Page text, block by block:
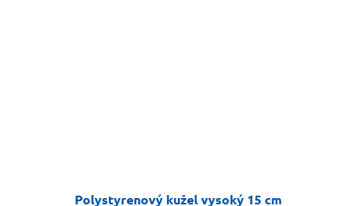
Polystyrenový kužel vysoký 15 cm